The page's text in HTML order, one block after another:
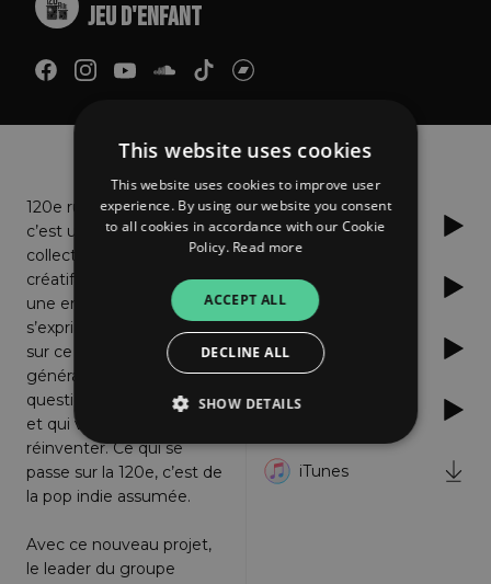
Jeu d'enfant
About Listen
120e rue,
c’est un
collectif
créatif, c’est
une envie de
s’exprimer
sur ce que vit une
génération qui rêve, qui se
questionne, qui s’inquiète
et qui veut encore se
réinventer. Ce qui se
passe sur la 120e, c’est de
la pop indie assumée.
Avec ce nouveau projet,
le leader du groupe
Spotify
Apple Music
YouTube
Deezer
iTunes
This website uses cookies
This website uses cookies to improve user
experience. By using our website you consent
to all cookies in accordance with our Cookie
Policy. Read more
ACCEPT ALL
DECLINE ALL
SHOW DETAILS
Strictly necessary
Performance
Strictly necessary cookies allow core website
functionality such as user login and account